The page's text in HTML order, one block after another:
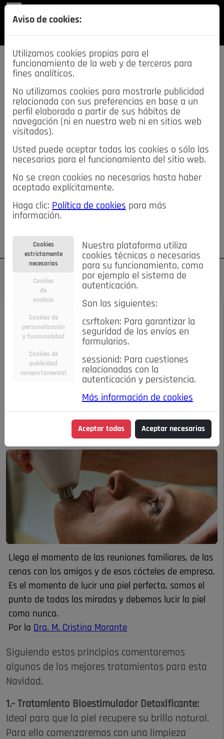
SECCIONES
descarga esta
REVISTA
≡NOTICIAS
NOTICIAS SERVICIOS DE INTERÉS
TABLÓN DE ANUNCIOS MIS ANUNCIOS CONTACTO
NOSOTROS
Su cuenta Regístrese ¿Olvidó su contraseña?
DICIEMBRE 2019
Tratamientos estrella
para brillar esta
Navidad
Llega el momento de las reuniones familiares, de las
cenas con los amigos y de esos cócteles de empresa.
Es el momento de lucir una piel perfecta, somos el
punto de todas las miradas y debemos lucir la piel
como nunca.
Por la Dra. M. Cristina Morante
Siguiendo estos principios comentaremos
algunos de los mejores tratamientos para esta
Navidad.
1.- Tratamiento Bioestimulador Detoxificante:
Ideal para que la piel recupere su brillo natural.
Para ello comenzaremos con una limpieza
Aviso de cookies:
Utilizamos cookies propias para el
funcionamiento de la web y de terceros para
fines analíticos.
No utilizamos cookies para mostrarle publicidad
relacionada con sus preferencias en base a un
perfil elaborado a partir de sus hábitos de
navegación (ni en nuestra web ni en sitios web
visitados).
Usted puede aceptar todas las cookies o sólo las
necesarias para el funcionamiento del sitio web.
No se crean cookies no necesarias hasta haber
aceptado explícitamente.
Haga clic: Política de cookies para más
información.
Cookies
estrictamente
necesarias
Cookies
de
análisis
Cookies de
personalización
y funcionalidad
Cookies de
publicidad
comportamental
Nuestra plataforma utiliza
cookies técnicas o necesarias
para su funcionamiento, como
por ejemplo el sistema de
autenticación.
Son las siguientes:
csrftoken: Para garantizar la
seguridad de los envíos en
formularios.
sessionid: Para cuestiones
relacionadas con la
autenticación y persistencia.
Más información de cookies
Aceptar todas Aceptar necesarias